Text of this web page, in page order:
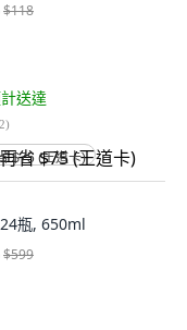
$118
送達
)
$75 (王道卡)
瓶, 650ml
$599